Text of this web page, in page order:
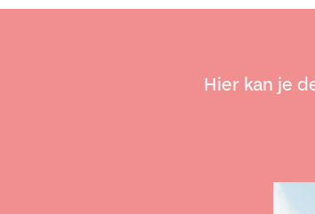
Hier kan je